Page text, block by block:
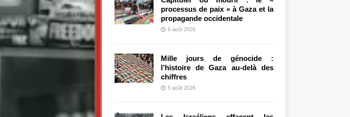
processus de paix » à Gaza et la
propagande occidentale
6 août 2026
Mille jours de génocide :
l’histoire de Gaza au-delà des
chiffres
5 août 2026